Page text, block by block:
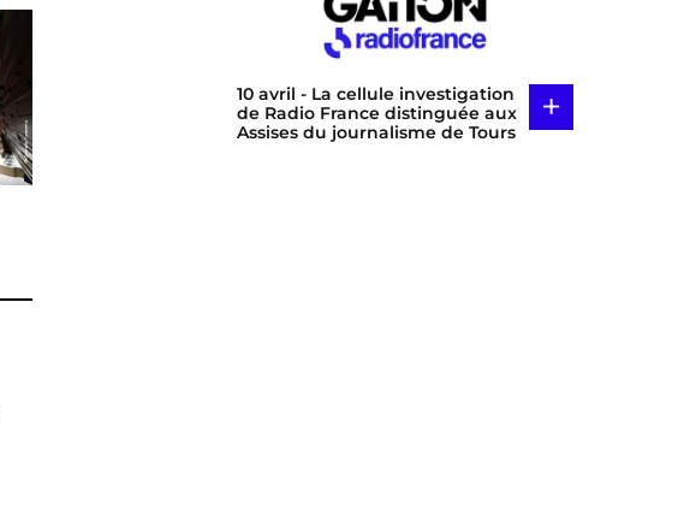
10 avril - La cellule investigation
de Radio France distinguée aux
Assises du journalisme de Tours
+